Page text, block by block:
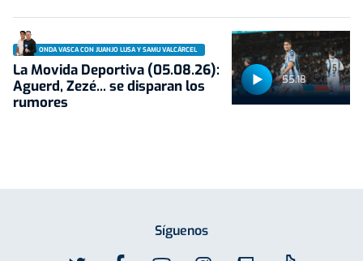
55:18
ONDA VASCA CON JUANJO LUSA Y SAMU VALCÁRCEL
La Movida Deportiva (05.08.26):
Aguerd, Zezé... se disparan los
rumores
Síguenos